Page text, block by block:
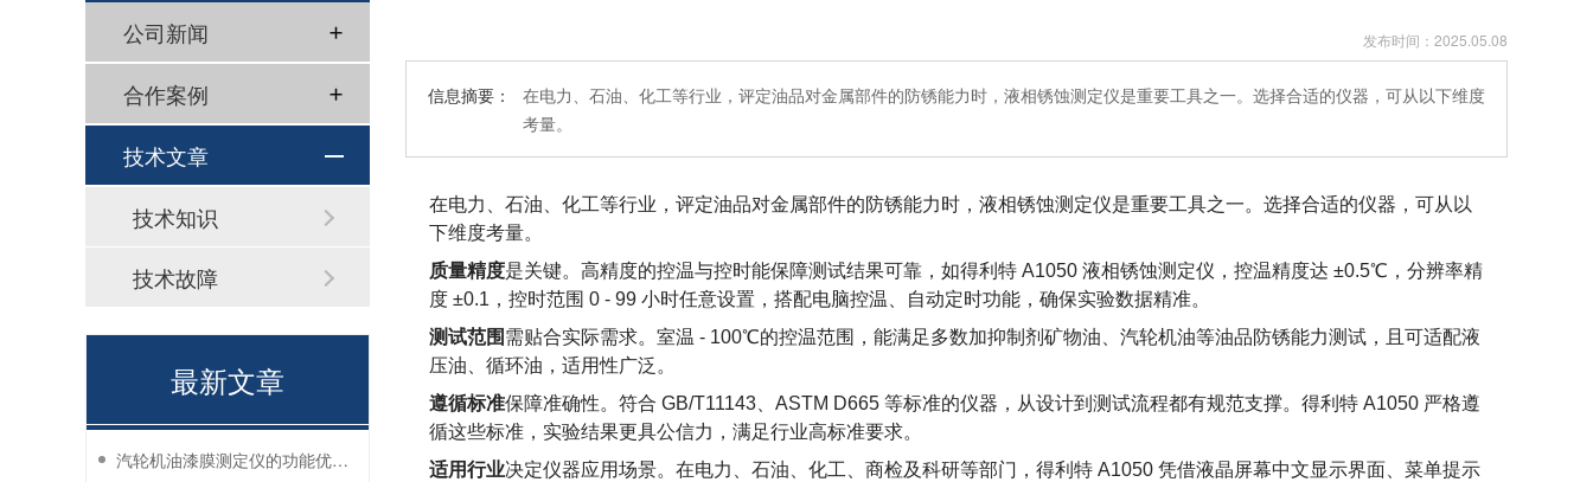
发布时间： 2025.05.08
信息摘要：
在电力、石油、化工等行业，评定油品对金属部件的防锈能力时，液相锈蚀测定仪是重要工具之一。选择合适的仪器，可从以下维度
考量。
在电力、石油、化工等行业，评定油品对金属部件的防锈能力时，液相锈蚀测定仪是重要工具之一。选择合适的仪器，可从以
下维度考量。
质量精度是关键。高精度的控温与控时能保障测试结果可靠，如得利特 A1050 液相锈蚀测定仪，控温精度达 ±0.5℃，分辨率精
度 ±0.1，控时范围 0 - 99 小时任意设置，搭配电脑控温、自动定时功能，确保实验数据精准。
测试范围 需贴合实际需求。室温 - 100℃的控温范围，能满足多数加抑制剂矿物油、汽轮机油等油品防锈能力测试，且可适配液
压油、循环油，适用性广泛。
遵循标准保障准确性。符合 GB/T11143、ASTM D665 等标准的仪器，从设计到测试流程都有规范支撑。得利特 A1050 严格遵
循这些标准，实验结果更具公信力，满足行业高标准要求。
适用行业决定仪器应用场景。在电力、石油、化工、商检及科研等部门，得利特 A1050 凭借液晶屏幕中文显示界面、菜单提示
公司新闻
合作案例
技术文章
技术知识
技术故障
最新文章
汽轮机油漆膜测定仪的功能优势有哪些？